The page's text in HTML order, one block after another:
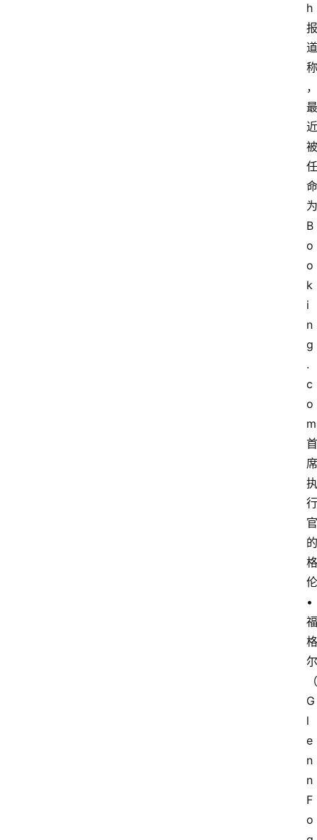
h
报
道
称
，
最
近
被
任
命
为
B
o
o
k
i
n
g
.
c
o
m
首
席
执
行
官
的
格
伦
•
福
格
尔
（
G
l
e
n
n
F
o